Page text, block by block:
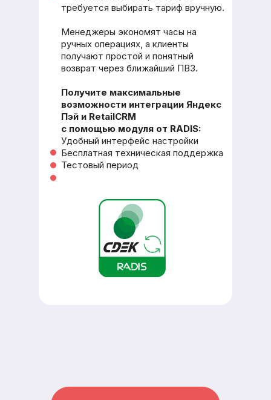
требуется выбирать тариф вручную.
Менеджеры экономят часы на
ручных операциях, а клиенты
получают простой и понятный
возврат через ближайший ПВЗ.
Получите максимальные
возможности интеграции Яндекс
Пэй и RetailCRM
с помощью модуля от RADIS:
Удобный интерфейс настройки
Бесплатная техническая поддержка
Тестовый период